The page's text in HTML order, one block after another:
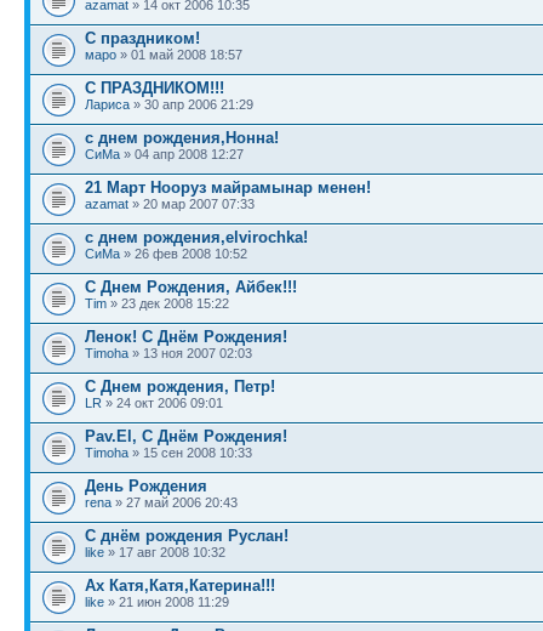
azamat » 14 окт 2006 10:35
С праздником!
маро » 01 май 2008 18:57
С ПРАЗДНИКОМ!!!
Лариса » 30 апр 2006 21:29
с днем рождения,Нонна!
СиМа » 04 апр 2008 12:27
21 Март Нооруз майрамынар менен!
azamat » 20 мар 2007 07:33
с днем рождения,elvirochka!
СиМа » 26 фев 2008 10:52
С Днем Рождения, Айбек!!!
Tim » 23 дек 2008 15:22
Ленок! С Днём Рождения!
Timoha » 13 ноя 2007 02:03
С Днем рождения, Петр!
LR » 24 окт 2006 09:01
Pav.El, С Днём Рождения!
Timoha » 15 сен 2008 10:33
День Рождения
rena » 27 май 2006 20:43
С днём рождения Руслан!
like » 17 авг 2008 10:32
Ах Катя,Катя,Катерина!!!
like » 21 июн 2008 11:29